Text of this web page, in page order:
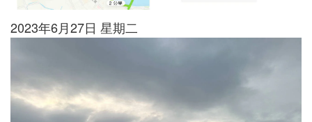
2023年6月27日 星期二